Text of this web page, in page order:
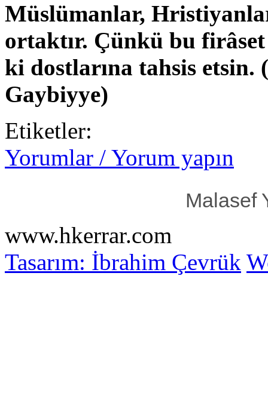
Müslümanlar,
ortaktır. Çünkü bu
ki dostlarına tahsis
Gaybiyye)
Etiketler:
Yorumlar / Yorum yapın
Malasef
www.hkerrar.com
Tasarım: İbrahim Çevrük